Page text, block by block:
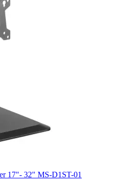
17"- 32" MS-D1ST-01